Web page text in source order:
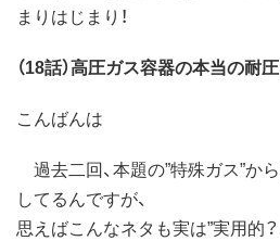
まりはじまり！
（18話）高圧ガス容器の本当の耐圧
こんばんは
過去二回、本題の”特殊ガス”か
してるんですが、
思えばこんなネタも実は”実用的